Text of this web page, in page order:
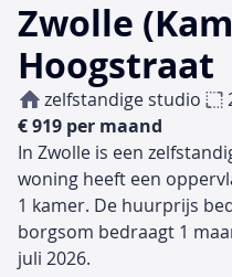
Zwolle
Hoogstraat
zelfstandige studio
€ 919 per maand
In Zwolle is een
woning heeft een
1 kamer. De huurprijs
borgsom bedraagt 1
juli 2026.